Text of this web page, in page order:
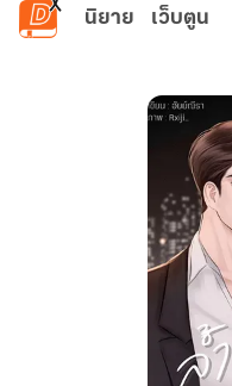
ข้ามไปยังเนื้อหาหลัก
นิยาย เว็บตูน